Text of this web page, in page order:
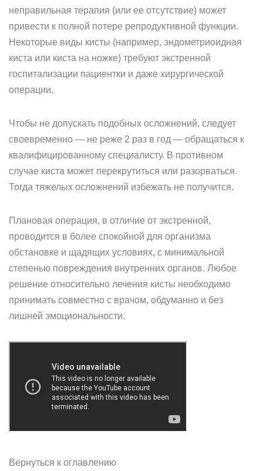
неправильная терапия (или ее отсутствие) может
привести к полной потере репродуктивной функции.
Некоторые виды кисты (например, эндометриоидная
киста или киста на ножке) требуют экстренной
госпитализации пациентки и даже хирургической
операции.
Чтобы не допускать подобных осложнений, следует
своевременно — не реже 2 раз в год — обращаться к
квалифицированному специалисту. В противном
случае киста может перекрутиться или разорваться.
Тогда тяжелых осложнений избежать не получится.
Плановая операция, в отличие от экстренной,
проводится в более спокойной для организма
обстановке и щадящих условиях, с минимальной
степенью повреждения внутренних органов. Любое
решение относительно лечения кисты необходимо
принимать совместно с врачом, обдуманно и без
лишней эмоциональности.
Вернуться к оглавлению